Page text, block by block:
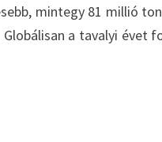
mintegy 81 millió
a tavalyi évet